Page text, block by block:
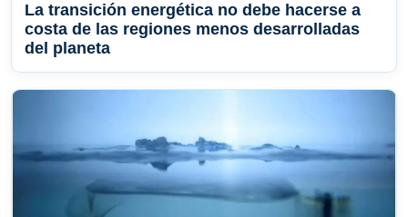
La transición energética no debe hacerse a
costa de las regiones menos desarrolladas
del planeta